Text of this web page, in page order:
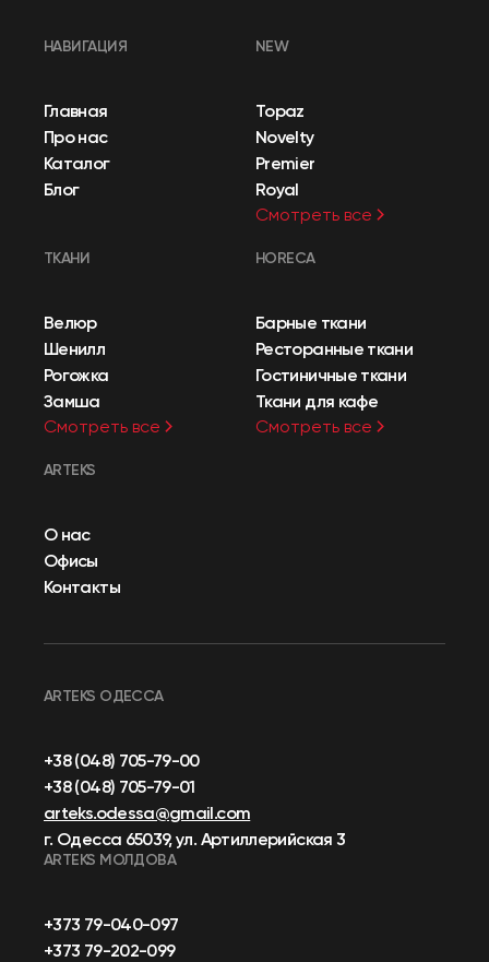
НАВИГАЦИЯ
Главная
Про нас
Каталог
Блог
NEW
Topaz
Novelty
Premier
Royal
Смотреть все
ТКАНИ
Велюр
Шенилл
Рогожка
Замша
Смотреть все
HORECA
Барные ткани
Ресторанные ткани
Гостиничные ткани
Ткани для кафе
Смотреть все
ARTEKS
О нас
Офисы
Контакты
ARTEKS ОДЕССА
+38 (048) 705-79-00
+38 (048) 705-79-01
arteks.odessa@gmail.com
г. Одесса 65039, ул. Артиллерийская 3
ARTEKS МОЛДОВА
+373 79-040-097
+373 79-202-099